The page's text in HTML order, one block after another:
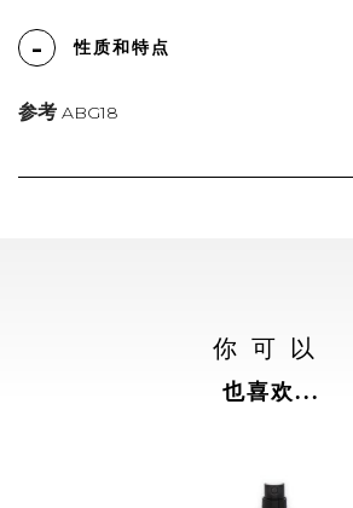
性质和特点
参考 ABG18
你可以
也喜欢...